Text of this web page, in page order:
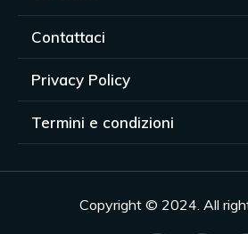
Contattaci
Privacy Policy
Termini e condizioni
Copyright © 2024. All